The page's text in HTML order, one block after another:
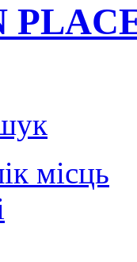
місць